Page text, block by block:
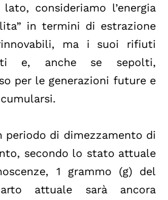
consideriamo l’energia
in termini di estrazione
ma i suoi rifiuti
e, anche se sepolti,
per le generazioni future e
periodo di dimezzamento di
secondo lo stato attuale
1 grammo (g) del
attuale sarà ancora